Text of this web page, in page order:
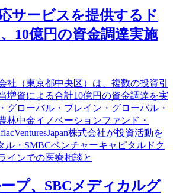
サービスを提供するド
10億円の資金調達実施
社（東京都中央区）は、複数の投資引
増資による合計10億円の資金調達を実
グローバル・ブレイン・グローバル・
林中金イノベーションファンド・
株式会社が投資活動を
ル・SMBCベンチャーキャピタルドク
インでの医療相談と
プ、SBCメディカルグ